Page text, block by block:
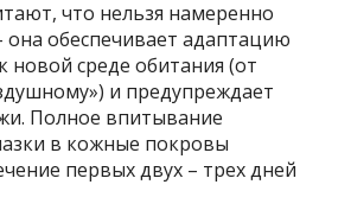
что нельзя намеренно
она обеспечивает адаптацию
новой среде обитания (от
и предупреждает
Полное впитывание
в кожные покровы
первых двух – трех дней